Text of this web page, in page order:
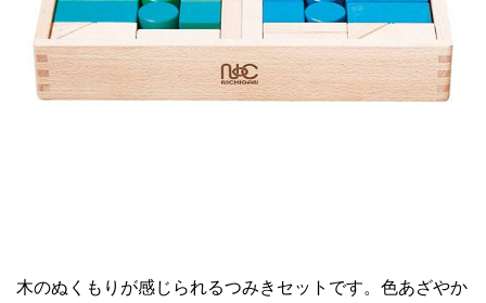
木のぬくもりが感じられるつみきセットです。色あざやか